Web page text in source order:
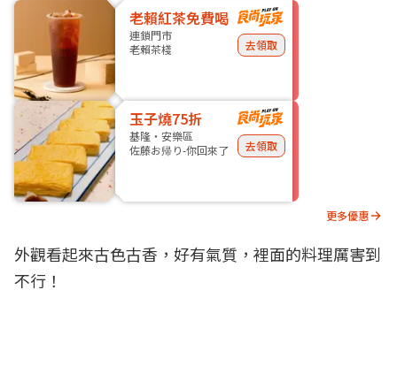
老賴紅茶免費喝
連鎖門市
老賴茶棧
去領取
玉子燒75折
基隆・安樂區
佐藤お帰り-你回來了
去領取
更多優惠
外觀看起來古色古香，好有氣質，裡面的料理厲害到
不行！